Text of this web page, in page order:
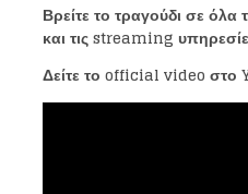
Βρείτε το τραγούδι σε
και τιςstreaming
Δείτε το official video στο